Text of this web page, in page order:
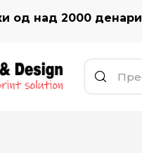
од над 2000 денари